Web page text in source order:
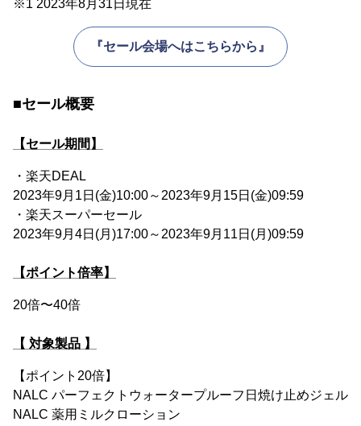
※1 2023年8月31日現在
『セール会場へはこちらから』
■セール概要
【セール期間】
・楽天DEAL
2023年9月1日(金)10:00～2023年9月15日(金)09:59
・楽天スーパーセール
2023年9月4日(月)17:00～2023年9月11日(月)09:59
【ポイント倍率】
20倍〜40倍
【 対象製品 】
【ポイント20倍】
NALC パーフェクトウォータープルーフ日焼け止めジェル
NALC 薬用ミルクローション